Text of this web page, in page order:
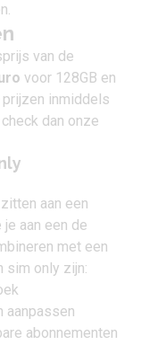
van de
voor 128GB en
prijzen inmiddels
dan onze
aan een
aan een de
met een
sim only zijn:
aanpassen
abonnementen